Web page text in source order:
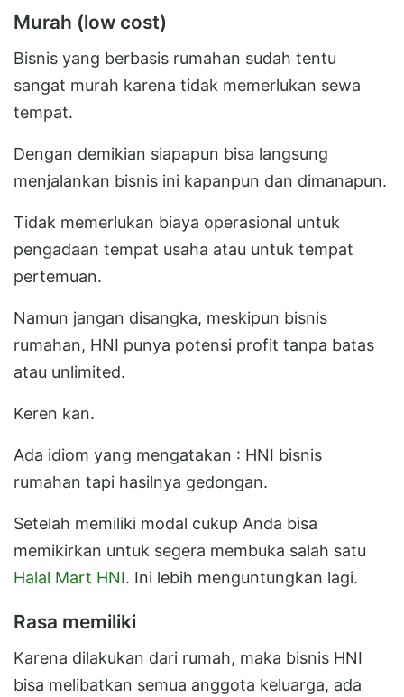
Murah (low cost)
Bisnis yang berbasis rumahan sudah tentu
sangat murah karena tidak memerlukan sewa
tempat.
Dengan demikian siapapun bisa langsung
menjalankan bisnis ini kapanpun dan dimanapun.
Tidak memerlukan biaya operasional untuk
pengadaan tempat usaha atau untuk tempat
pertemuan.
Namun jangan disangka, meskipun bisnis
rumahan, HNI punya potensi profit tanpa batas
atau unlimited.
Keren kan.
Ada idiom yang mengatakan : HNI bisnis
rumahan tapi hasilnya gedongan.
Setelah memiliki modal cukup Anda bisa
memikirkan untuk segera membuka salah satu
Halal Mart HNI. Ini lebih menguntungkan lagi.
Rasa memiliki
Karena dilakukan dari rumah, maka bisnis HNI
bisa melibatkan semua anggota keluarga, ada